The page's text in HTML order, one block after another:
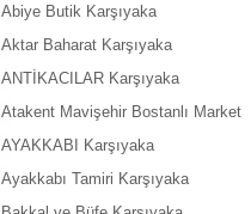
Abiye Butik Karşıyaka
Aktar Baharat Karşıyaka
ANTİKACILAR Karşıyaka
Atakent Mavişehir Bostanlı Market
AYAKKABI Karşıyaka
Ayakkabı Tamiri Karşıyaka